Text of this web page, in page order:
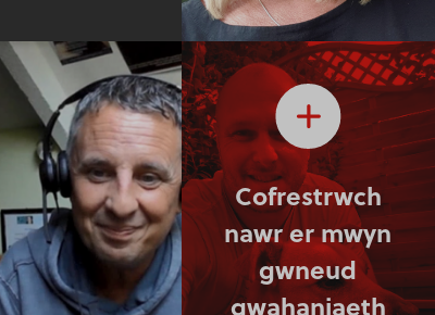
Cofrestrwch
nawr er mwyn
gwneud
gwahaniaeth